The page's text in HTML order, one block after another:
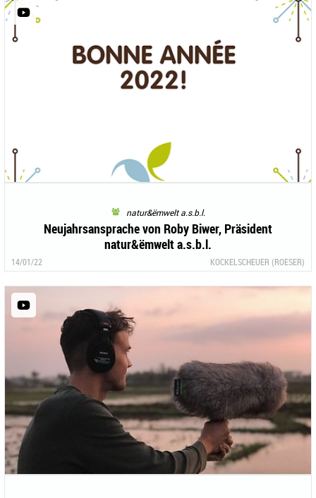
natur&ëmwelt a.s.b.l.
Neujahrsansprache von Roby Biwer, Präsident
natur&ëmwelt a.s.b.l.
14/01/22 KOCKELSCHEUER (ROESER)